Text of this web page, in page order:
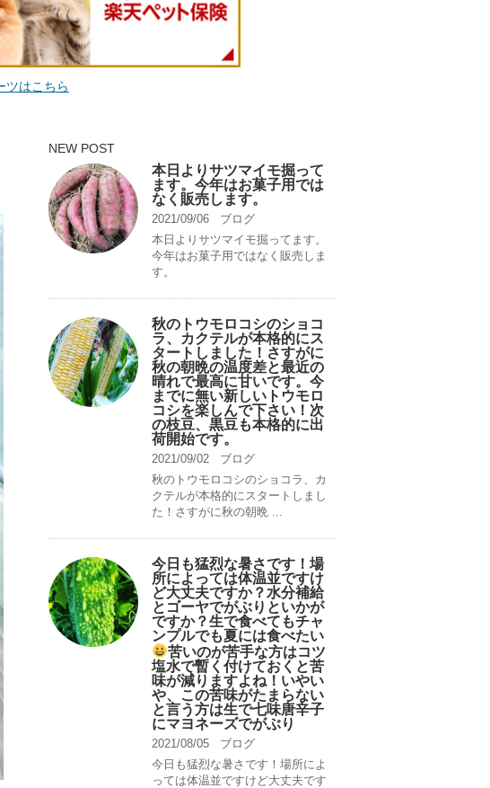
ツはこちら
NEW POST
本日よりサツマイモ掘って
ます。今年はお菓子用では
なく販売します。
2021/09/06
ブログ
本日よりサツマイモ掘ってます。
今年はお菓子用ではなく販売しま
す。
秋のトウモロコシのショコ
ラ、カクテルが本格的にス
タートしました！さすがに
秋の朝晩の温度差と最近の
晴れで最高に甘いです。今
までに無い新しいトウモロ
コシを楽しんで下さい！次
の枝豆、黒豆も本格的に出
荷開始です。
2021/09/02
ブログ
秋のトウモロコシのショコラ、カ
クテルが本格的にスタートしまし
た！さすがに秋の朝晩 ...
今日も猛烈な暑さです！場
所によっては体温並ですけ
ど大丈夫ですか？水分補給
とゴーヤでがぶりといかが
ですか？生で食べてもチャ
ンプルでも夏には食べたい
苦いのが苦手な方はコツ
塩水で暫く付けておくと苦
味が減りますよね！いやい
や、この苦味がたまらない
と言う方は生で七味唐辛子
にマヨネーズでがぶり
2021/08/05
ブログ
今日も猛烈な暑さです！場所によ
っては体温並ですけど大丈夫です